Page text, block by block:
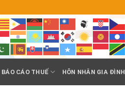
BÁO CÁO THUẾ HÔN NHÂN GIA ĐÌNH